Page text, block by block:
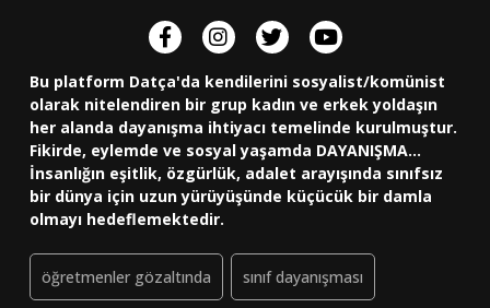
Bu platform Datça'da kendilerini sosyalist/komünist
olarak nitelendiren bir grup kadın ve erkek yoldaşın
her alanda dayanışma ihtiyacı temelinde kurulmuştur.
Fikirde, eylemde ve sosyal yaşamda DAYANIŞMA...
İnsanlığın eşitlik, özgürlük, adalet arayışında sınıfsız
bir dünya için uzun yürüyüşünde küçücük bir damla
olmayı hedeflemektedir.
öğretmenler gözaltında sınıf dayanışması